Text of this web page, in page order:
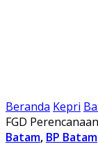
Beranda Kepri
FGD
Batam, BP Batam